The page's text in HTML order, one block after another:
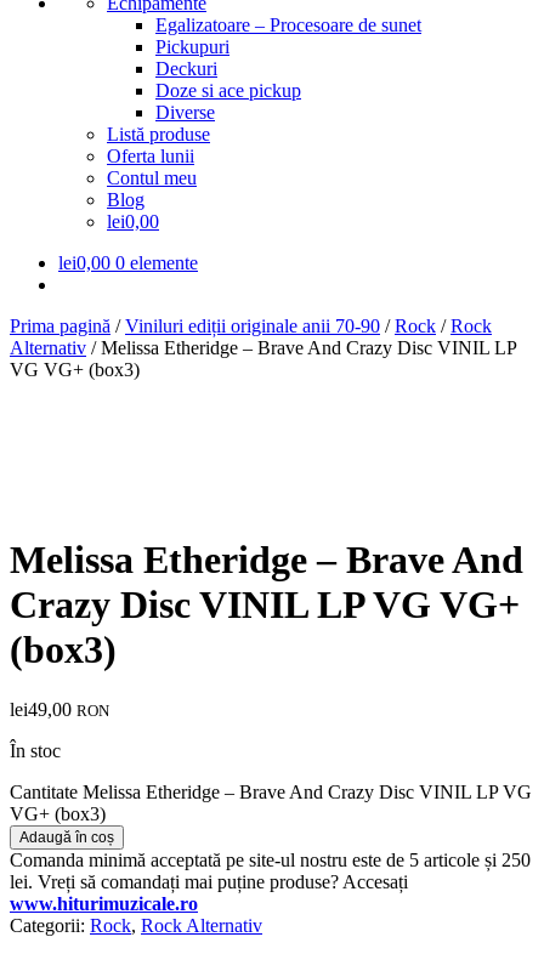
Egalizatoare – Procesoare de sunet
Pickupuri
Deckuri
Doze si ace pickup
Diverse
Listă produse
Oferta lunii
Contul meu
Blog
lei0,00
lei0,00 0 elemente
Prima pagină /Viniluri ediții originale anii 70-90 /Rock /Rock
Alternativ /Melissa Etheridge – Brave And Crazy Disc VINIL LP
VG VG+ (box3)
Melissa Etheridge – Brave And
Crazy Disc VINIL LP VG VG+
(box3)
lei49,00 RON
În stoc
Cantitate Melissa Etheridge – Brave And Crazy Disc VINIL LP VG
VG+ (box3)
Adaugă în coș
Comanda minimă acceptată pe site-ul nostru este de 5 articole și 250
lei. Vreți să comandați mai puține produse? Accesați
www.hiturimuzicale.ro
Categorii: Rock, Rock Alternativ